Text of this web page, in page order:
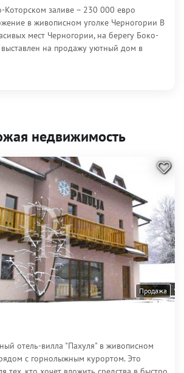
заливе – 230 000 евро
в живописном уголке Черногории В
мест Черногории, на берегу Боко-
выставлен на продажу уютный дом в
недвижимость
Продажа
отель-вилла "Пахуля" в живописном
с горнолыжным курортом. Это